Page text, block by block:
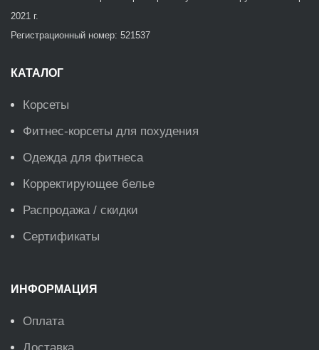
2021 г.
Регистрационный номер: 521537
КАТАЛОГ
Корсеты
Фитнес-корсеты для похудения
Одежда для фитнеса
Корректирующее белье
Распродажа / скидки
Сертификаты
ИНФОРМАЦИЯ
Оплата
Доставка